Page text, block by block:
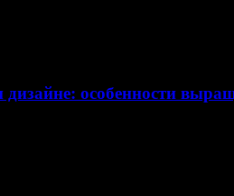
особенности